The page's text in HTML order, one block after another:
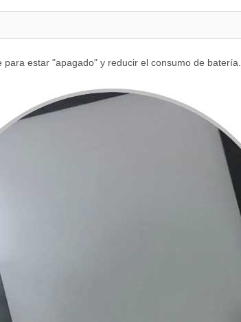
para estar "apagado" y reducir el consumo de batería.